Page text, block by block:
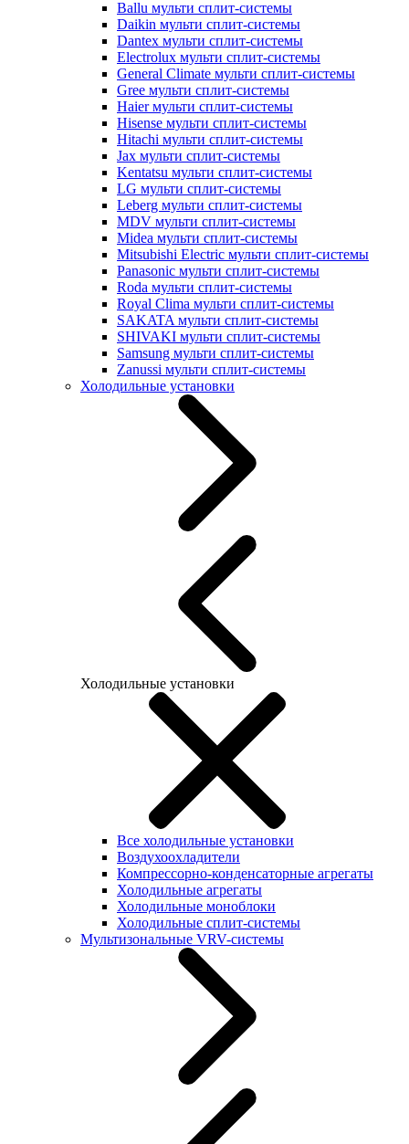
Ballu мульти сплит-системы
Daikin мульти сплит-системы
Dantex мульти сплит-системы
Electrolux мульти сплит-системы
General Climate мульти сплит-системы
Gree мульти сплит-системы
Haier мульти сплит-системы
Hisense мульти сплит-системы
Hitachi мульти сплит-системы
Jax мульти сплит-системы
Kentatsu мульти сплит-системы
LG мульти сплит-системы
Leberg мульти сплит-системы
MDV мульти сплит-системы
Midea мульти сплит-системы
Mitsubishi Electric мульти сплит-системы
Panasonic мульти сплит-системы
Roda мульти сплит-системы
Royal Clima мульти сплит-системы
SAKATA мульти сплит-системы
SHIVAKI мульти сплит-системы
Samsung мульти сплит-системы
Zanussi мульти сплит-системы
Холодильные установки
Холодильные установки
Все холодильные установки
Воздухоохладители
Компрессорно-конденсаторные агрегаты
Холодильные агрегаты
Холодильные моноблоки
Холодильные сплит-системы
Мультизональные VRV-системы